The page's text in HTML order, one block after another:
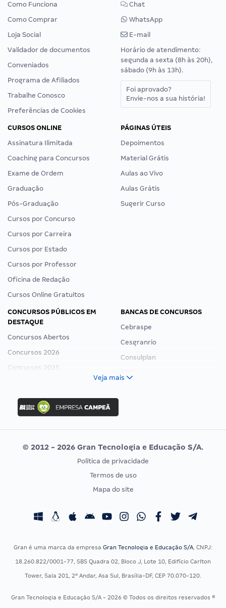
Como Funciona
Como Comprar
Loja Social
Validador de documentos
Conveniados
Programa de Afiliados
Trabalhe Conosco
Preferências de Cookies
Chat
WhatsApp
E-mail
Horário de atendimento:
segunda a sexta (8h às 20h),
sábado (9h às 13h).
Foi aprovado?
Envie-nos a sua história!
CURSOS ONLINE
Assinatura Ilimitada
Coaching para Concursos
Exame de Ordem
Graduação
Pós-Graduação
Cursos por Concurso
Cursos por Carreira
Cursos por Estado
Cursos por Professor
Oficina de Redação
Cursos Online Gratuitos
PÁGINAS ÚTEIS
Depoimentos
Material Grátis
Aulas ao Vivo
Aulas Grátis
Sugerir Curso
CONCURSOS PÚBLICOS EM
DESTAQUE
Concursos Abertos
Concursos 2026
Concursos 2025
Concurso Ibama
Concurso MPU
Editais publicados
BANCAS DE CONCURSOS
Cebraspe
Cesgranrio
Consulplan
Vunesp
CONCURSOS POR PROFISSÃO
Concursos Fiscais
Concursos Saúde
Residência Multiprofissional
EXAME DE ORDEM
Calendário OAB
Veja mais
© 2012 - 2026 Gran Tecnologia e Educação S/A.
Política de privacidade
Termos de uso
Mapa do site
Gran é uma marca da empresa Gran Tecnologia e Educação S/A, CNPJ:
18.260.822/0001-77, SBS Quadra 02, Bloco J, Lote 10, Edifício Carlton
Tower, Sala 201, 2º Andar, Asa Sul, Brasília-DF, CEP 70.070-120.
Gran Tecnologia e Educação S/A - 2026 © Todos os direitos reservados ®